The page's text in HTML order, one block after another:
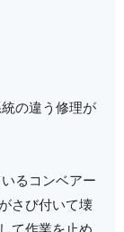
の違う修理が
るコンベアー
さび付いて壊